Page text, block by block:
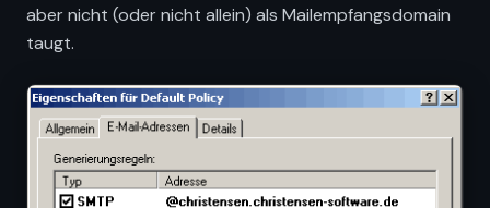
aber nicht (oder nicht allein) als Mailempfangsdomain
taugt.